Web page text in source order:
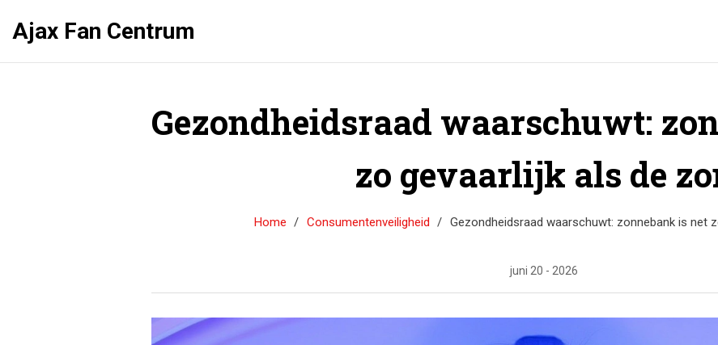
Ajax Fan Centrum
Gezondheidsraad waarschuwt:
zo gevaarlijk als de
Home Consumentenveiligheid Gezondheidsraad waarschuwt: zonnebank is net
juni 20 - 2026